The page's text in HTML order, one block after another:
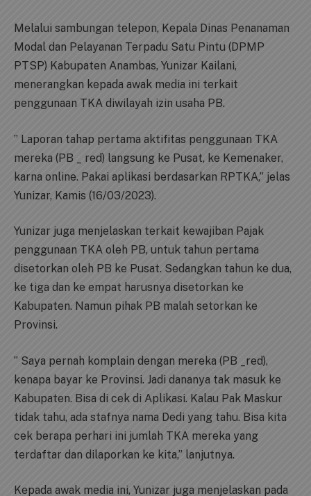
Melalui sambungan telepon, Kepala Dinas Penanaman
Modal dan Pelayanan Terpadu Satu Pintu (DPMP
PTSP) Kabupaten Anambas, Yunizar Kailani,
menerangkan kepada awak media ini terkait
penggunaan TKA diwilayah izin usaha PB.
” Laporan tahap pertama aktifitas penggunaan TKA
mereka (PB _ red) langsung ke Pusat, ke Kemenaker,
karna online. Pakai aplikasi berdasarkan RPTKA,” jelas
Yunizar, Kamis (16/03/2023).
Yunizar juga menjelaskan terkait kewajiban Pajak
penggunaan TKA oleh PB, untuk tahun pertama
disetorkan oleh PB ke Pusat. Sedangkan tahun ke dua,
ke tiga dan ke empat harusnya disetorkan ke
Kabupaten. Namun pihak PB malah setorkan ke
Provinsi.
” Saya pernah komplain dengan mereka (PB _red),
kenapa bayar ke Provinsi. Jadi dananya tak masuk ke
Kabupaten. Bisa di cek di Aplikasi. Kalau Pak Maskur
tidak tahu, ada stafnya nama Dedi yang tahu. Bisa kita
cek berapa perhari ini jumlah TKA mereka yang
terdaftar dan dilaporkan ke kita,” lanjutnya.
Kepada awak media ini, Yunizar juga menjelaskan pada